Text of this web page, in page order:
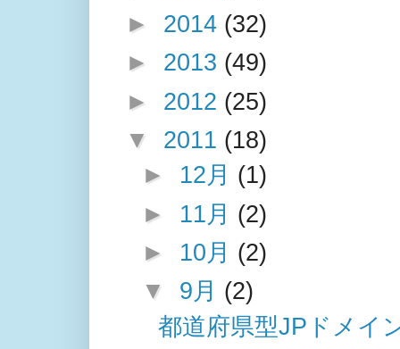
► 2014 (32)
► 2013 (49)
► 2012 (25)
▼ 2011 (18)
► 12月 (1)
► 11月 (2)
► 10月 (2)
▼ 9月 (2)
都道府県型JPドメイ